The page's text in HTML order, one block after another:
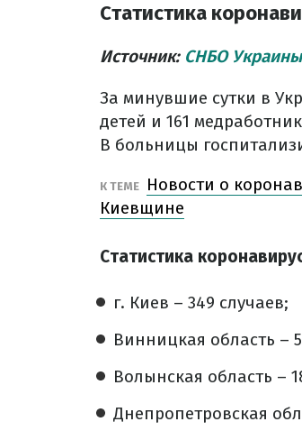
Статистика
Источник: СНБО Украины
За минувшие сутки в
детей и 161
В больницы
К ТЕМЕ
Новости о
Киевщине
Статистика
г. Киев – 349 случаев;
Винницкая область –
Волынская область –
Днепропетровская